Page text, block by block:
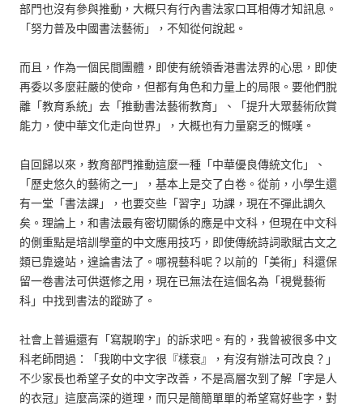
部門也沒有參與推動，大概只有行內書法家口耳相傳才知訊息。
「努力普及中國書法藝術」，不知從何說起。
而且，作為一個民間團體，即使有統領香港書法界的心思，即使
再委以多麼莊嚴的使命，但都有角色和力量上的局限。要他們脫
離「教育系統」去「推動書法藝術教育」、「提升大眾藝術欣賞
能力，使中華文化走向世界」，大概也有力量窮乏的慨嘆。
自回歸以來，教育部門推動這麼一種「中華優良傳統文化」、
「歷史悠久的藝術之一」，基本上是交了白卷。從前，小學生還
有一堂「書法課」，也要交些「習字」功課，現在不彈此調久
矣。理論上，和書法最有密切關係的應是中文科，但現在中文科
的側重點是培訓學童的中文應用技巧，即使傳統詩詞歌賦古文之
類已靠邊站，遑論書法了。哪視藝科呢？以前的「美術」科還保
留一卷書法可供選修之用，現在已無法在這個名為「視覺藝術
科」中找到書法的蹤跡了。
社會上普遍還有「寫靚啲字」的訴求吧。有的，我曾被很多中文
科老師問過：「我啲中文字很『樣衰』，有沒有辦法可改良？」
不少家長也希望子女的中文字改善，不是高層次到了解「字是人
的衣冠」這麼高深的道理，而只是簡簡單單的希望寫好些字，對